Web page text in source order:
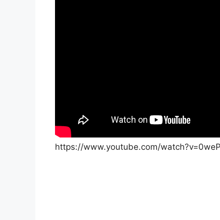
https://www.youtube.com/